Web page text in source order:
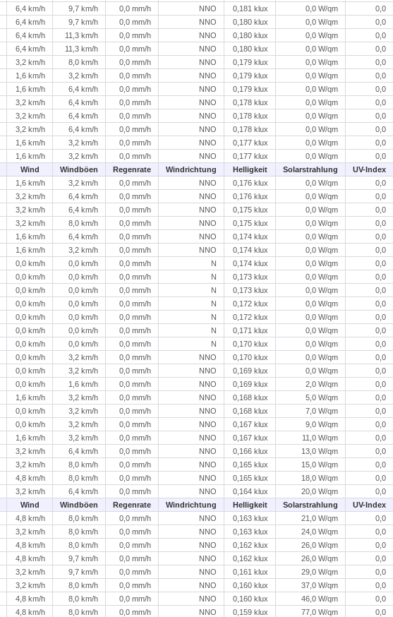
6,4 km/h 9,7 km/h 0,0 mm/h NNO 0,181 klux 0,0 W/qm
0,0
6,4 km/h 9,7 km/h 0,0 mm/h NNO 0,180 klux 0,0 W/qm
0,0
6,4 km/h 11,3 km/h 0,0 mm/h NNO 0,180 klux 0,0 W/qm
0,0
6,4 km/h 11,3 km/h 0,0 mm/h NNO 0,180 klux 0,0 W/qm
0,0
3,2 km/h 8,0 km/h 0,0 mm/h NNO 0,179 klux 0,0 W/qm
0,0
1,6 km/h 3,2 km/h 0,0 mm/h NNO 0,179 klux 0,0 W/qm
0,0
1,6 km/h 6,4 km/h 0,0 mm/h NNO 0,179 klux 0,0 W/qm
0,0
3,2 km/h 6,4 km/h 0,0 mm/h NNO 0,178 klux 0,0 W/qm
0,0
3,2 km/h 6,4 km/h 0,0 mm/h NNO 0,178 klux 0,0 W/qm
0,0
3,2 km/h 6,4 km/h 0,0 mm/h NNO 0,178 klux 0,0 W/qm
0,0
1,6 km/h 3,2 km/h 0,0 mm/h NNO 0,177 klux 0,0 W/qm
0,0
1,6 km/h 3,2 km/h 0,0 mm/h NNO 0,177 klux 0,0 W/qm
0,0
Wind Windböen Regenrate Windrichtung Helligkeit Solarstrahlung
UV-Index
1,6 km/h 3,2 km/h 0,0 mm/h NNO 0,176 klux 0,0 W/qm
0,0
3,2 km/h 6,4 km/h 0,0 mm/h NNO 0,176 klux 0,0 W/qm
0,0
3,2 km/h 6,4 km/h 0,0 mm/h NNO 0,175 klux 0,0 W/qm
0,0
3,2 km/h 8,0 km/h 0,0 mm/h NNO 0,175 klux 0,0 W/qm
0,0
1,6 km/h 6,4 km/h 0,0 mm/h NNO 0,174 klux 0,0 W/qm
0,0
1,6 km/h 3,2 km/h 0,0 mm/h NNO 0,174 klux 0,0 W/qm
0,0
0,0 km/h 0,0 km/h 0,0 mm/h N 0,174 klux 0,0 W/qm
0,0
0,0 km/h 0,0 km/h 0,0 mm/h N 0,173 klux 0,0 W/qm
0,0
0,0 km/h 0,0 km/h 0,0 mm/h N 0,173 klux 0,0 W/qm
0,0
0,0 km/h 0,0 km/h 0,0 mm/h N 0,172 klux 0,0 W/qm
0,0
0,0 km/h 0,0 km/h 0,0 mm/h N 0,172 klux 0,0 W/qm
0,0
0,0 km/h 0,0 km/h 0,0 mm/h N 0,171 klux 0,0 W/qm
0,0
0,0 km/h 0,0 km/h 0,0 mm/h N 0,170 klux 0,0 W/qm
0,0
0,0 km/h 3,2 km/h 0,0 mm/h NNO 0,170 klux 0,0 W/qm
0,0
0,0 km/h 3,2 km/h 0,0 mm/h NNO 0,169 klux 0,0 W/qm
0,0
0,0 km/h 1,6 km/h 0,0 mm/h NNO 0,169 klux 2,0 W/qm
0,0
1,6 km/h 3,2 km/h 0,0 mm/h NNO 0,168 klux 5,0 W/qm
0,0
0,0 km/h 3,2 km/h 0,0 mm/h NNO 0,168 klux 7,0 W/qm
0,0
0,0 km/h 3,2 km/h 0,0 mm/h NNO 0,167 klux 9,0 W/qm
0,0
1,6 km/h 3,2 km/h 0,0 mm/h NNO 0,167 klux 11,0 W/qm
0,0
3,2 km/h 6,4 km/h 0,0 mm/h NNO 0,166 klux 13,0 W/qm
0,0
3,2 km/h 8,0 km/h 0,0 mm/h NNO 0,165 klux 15,0 W/qm
0,0
4,8 km/h 8,0 km/h 0,0 mm/h NNO 0,165 klux 18,0 W/qm
0,0
3,2 km/h 6,4 km/h 0,0 mm/h NNO 0,164 klux 20,0 W/qm
0,0
Wind Windböen Regenrate Windrichtung Helligkeit Solarstrahlung
UV-Index
4,8 km/h 8,0 km/h 0,0 mm/h NNO 0,163 klux 21,0 W/qm
0,0
3,2 km/h 8,0 km/h 0,0 mm/h NNO 0,163 klux 24,0 W/qm
0,0
4,8 km/h 8,0 km/h 0,0 mm/h NNO 0,162 klux 26,0 W/qm
0,0
4,8 km/h 9,7 km/h 0,0 mm/h NNO 0,162 klux 26,0 W/qm
0,0
3,2 km/h 9,7 km/h 0,0 mm/h NNO 0,161 klux 29,0 W/qm
0,0
3,2 km/h 8,0 km/h 0,0 mm/h NNO 0,160 klux 37,0 W/qm
0,0
4,8 km/h 8,0 km/h 0,0 mm/h NNO 0,160 klux 46,0 W/qm
0,0
4,8 km/h 8,0 km/h 0,0 mm/h NNO 0,159 klux 77,0 W/qm
0,0